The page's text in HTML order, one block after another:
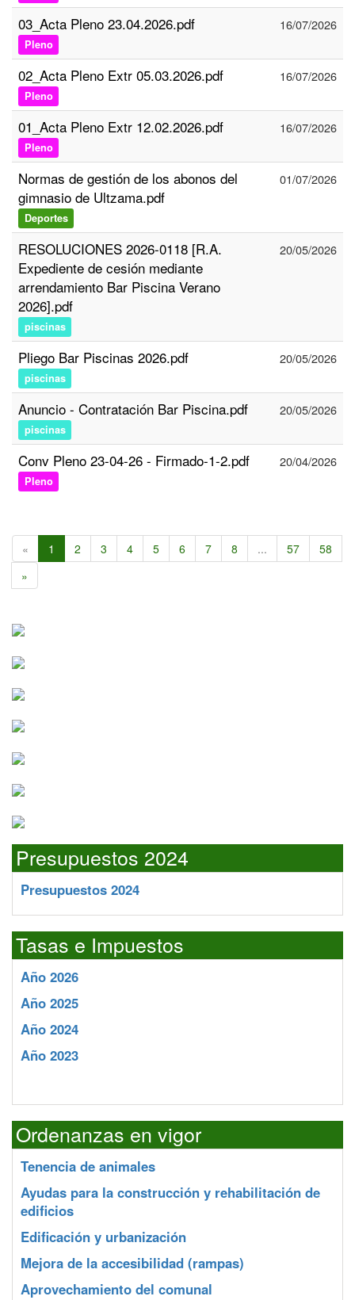
03_Acta Pleno 23.04.2026.pdf
Pleno
16/07/2026
02_Acta Pleno Extr 05.03.2026.pdf
Pleno
16/07/2026
01_Acta Pleno Extr 12.02.2026.pdf
Pleno
16/07/2026
Normas de gestión de los abonos del
gimnasio de Ultzama.pdf
Deportes
01/07/2026
RESOLUCIONES 2026-0118 [R.A.
Expediente de cesión mediante
arrendamiento Bar Piscina Verano
2026].pdf
piscinas
20/05/2026
Pliego Bar Piscinas 2026.pdf
piscinas
20/05/2026
Anuncio - Contratación Bar Piscina.pdf
piscinas
20/05/2026
Conv Pleno 23-04-26 - Firmado-1-2.pdf
Pleno
20/04/2026
« 1 2 3 4 5 6 7 8 ... 57
58
»
Presupuestos 2024
Presupuestos 2024
Tasas e Impuestos
Año 2026
Año 2025
Año 2024
Año 2023
Ordenanzas en vigor
Tenencia de animales
Ayudas para la construcción y rehabilitación de
edificios
Edificación y urbanización
Mejora de la accesibilidad (rampas)
Aprovechamiento del comunal